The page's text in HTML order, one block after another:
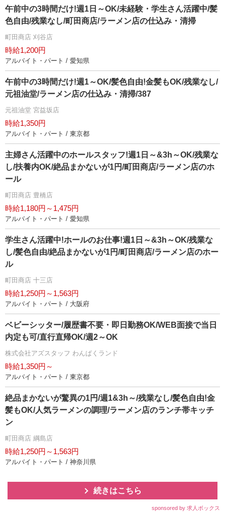
午前中の3時間だけ!週1日～OK/未経験・学生さん活躍中/髪
色自由/残業なし/町田商店/ラーメン店の仕込み・清掃
町田商店 刈谷店
時給1,200円
アルバイト・パート / 愛知県
午前中の3時間だけ!週1～OK/髪色自由!金髪もOK/残業なし/
元祖油堂/ラーメン店の仕込み・清掃/387
元祖油堂 宮益坂店
時給1,350円
アルバイト・パート / 東京都
主婦さん活躍中のホールスタッフ!週1日～&3h～OK/残業な
し/扶養内OK/絶品まかないが1円/町田商店/ラーメン店のホ
ール
町田商店 豊橋店
時給1,180円～1,475円
アルバイト・パート / 愛知県
学生さん活躍中!ホールのお仕事!週1日～&3h～OK/残業な
し/髪色自由/絶品まかないが1円/町田商店/ラーメン店のホー
ル
町田商店 十三店
時給1,250円～1,563円
アルバイト・パート / 大阪府
ベビーシッター/履歴書不要・即日勤務OK/WEB面接で当日
内定も可/直行直帰OK/週2～OK
株式会社アズスタッフ わんぱくランド
時給1,350円～
アルバイト・パート / 東京都
絶品まかないが驚異の1円/週1&3h～/残業なし/髪色自由!金
髪もOK/人気ラーメンの調理/ラーメン店のランチ帯キッチ
ン
町田商店 綱島店
時給1,250円～1,563円
アルバイト・パート / 神奈川県
続きはこちら
sponsored by 求人ボックス